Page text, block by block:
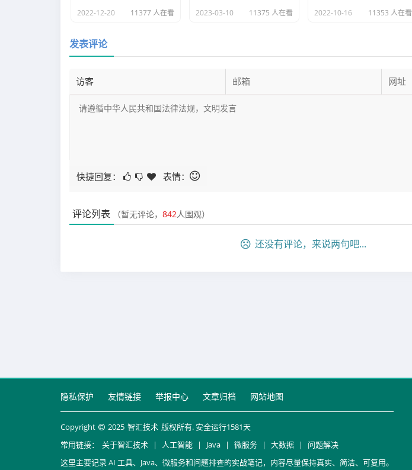
2022-12-20 11377 人在看 2023-03-10 11375 人在看 2022-10-16 11353 人在看
发表评论
快捷回复： 表情：
评论列表 （暂无评论， 842人围观）
还没有评论，来说两句吧...
隐私保护 友情链接 举报中心 文章归档 网站地图
Copyright 2025 智汇技术 版权所有. 安全运行1581天
常用链接：
关于智汇技术 | 人工智能 | Java | 微服务 | 大数据 |
问题解决
这里主要记录 AI 工具、Java、微服务和问题排查的实战笔记，内容尽量保持真实、简洁、可复用。